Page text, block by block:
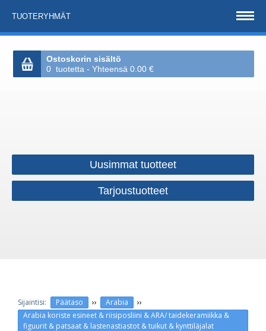
TUOTERYHMÄT
Ostoskorin sisältö
0 tuotetta - Yhteensä 0.00 €
Uusimmat tuotteet
Tarjoustuotteet
Päätaso ›› Arabia ››
Arabia koriste esineet & riisiposliini & ARA/ taidekeramiikka &
figuurit & patsaat & lastenastiastot & tuikut & kynttiläjalat